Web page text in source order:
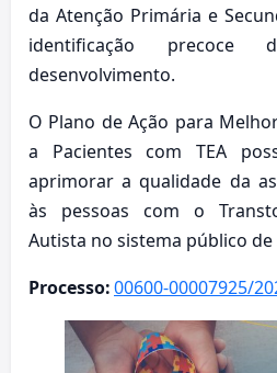
da Atenção Primária e
identificação
desenvolvimento.
O Plano de Ação para
a Pacientes com TEA
aprimorar a qualidade da
às pessoas com o
Autista no sistema público de
Processo:00600-00007925/